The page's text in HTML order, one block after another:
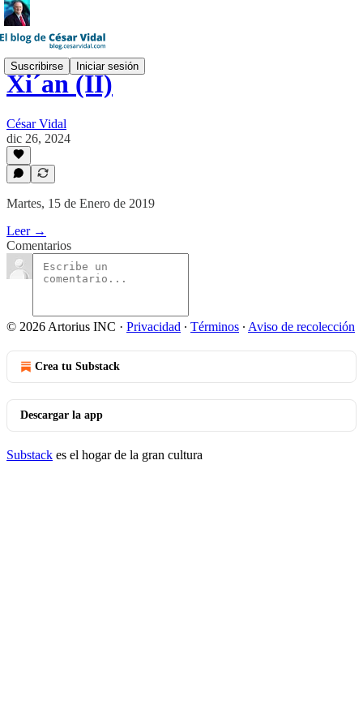
Suscribirse Iniciar sesión
Xi´an (II)
César Vidal
dic 26, 2024
Martes, 15 de Enero de 2019
Leer →
Comentarios
© 2026 Artorius INC · Privacidad ∙ Términos ∙ Aviso de recolección
Crea tu Substack
Descargar la app
Substack es el hogar de la gran cultura